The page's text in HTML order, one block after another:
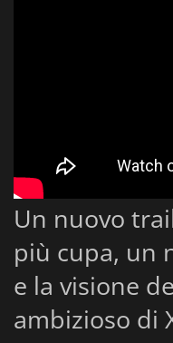
Un nuovo
più cupa, un
e la visione
ambizioso di